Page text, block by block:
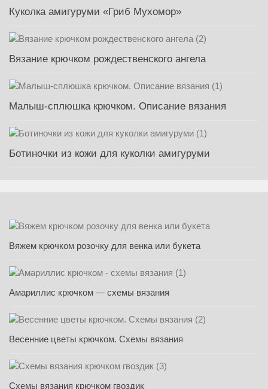
Куколка амигуруми «Гриб Мухомор»
Вязание крючком рождественского ангела
Малыш-сплюшка крючком. Описание вязания
Ботиночки из кожи для куколки амигуруми
Вяжем крючком розочку для венка или букета
Амариллис крючком — схемы вязания
Весенние цветы крючком. Схемы вязания
Схемы вязания крючком гвоздик